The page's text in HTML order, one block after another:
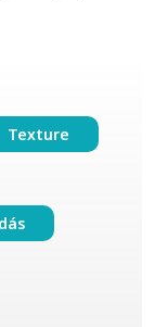
Texture